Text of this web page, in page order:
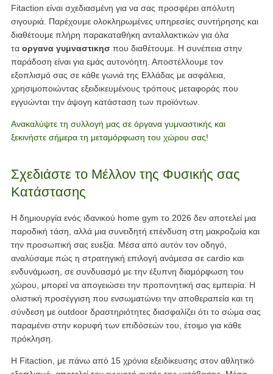
Fitaction είναι σχεδιασμένη για να σας προσφέρει απόλυτη
σιγουριά. Παρέχουμε ολοκληρωμένες υπηρεσίες συντήρησης και
διαθέτουμε πλήρη παρακαταθήκη ανταλλακτικών για όλα
τα οργανα γυμναστικησπου διαθέτουμε. Η συνέπεια στην
παράδοση είναι για εμάς αυτονόητη. Αποστέλλουμε τον
εξοπλισμό σας σε κάθε γωνιά της Ελλάδας με ασφάλεια,
χρησιμοποιώντας εξειδικευμένους τρόπους μεταφοράς που
εγγυώνται την άψογη κατάσταση των προϊόντων.
Ανακαλύψτε τη συλλογή μας σε όργανα γυμναστικής και
ξεκινήστε σήμερα τη μεταμόρφωση του χώρου σας!
Σχεδιάστε το Μέλλον της Φυσικής σας
Κατάστασης
Η δημιουργία ενός ιδανικού home gym το 2026 δεν αποτελεί μια
παροδική τάση, αλλά μια συνειδητή επένδυση στη μακροζωία και
την προσωπική σας ευεξία. Μέσα από αυτόν τον οδηγό,
αναλύσαμε πώς η στρατηγική επιλογή ανάμεσα σε cardio και
ενδυνάμωση, σε συνδυασμό με την έξυπνη διαμόρφωση του
χώρου, μπορεί να απογειώσει την προπονητική σας εμπειρία. Η
ολιστική προσέγγιση που ενσωματώνει την αποθεραπεία και τη
σύνδεση με outdoor δραστηριότητες διασφαλίζει ότι το σώμα σας
παραμένει στην κορυφή των επιδόσεών του, έτοιμο για κάθε
πρόκληση.
Η Fitaction, με πάνω από 15 χρόνια εξειδίκευσης στον αθλητικό